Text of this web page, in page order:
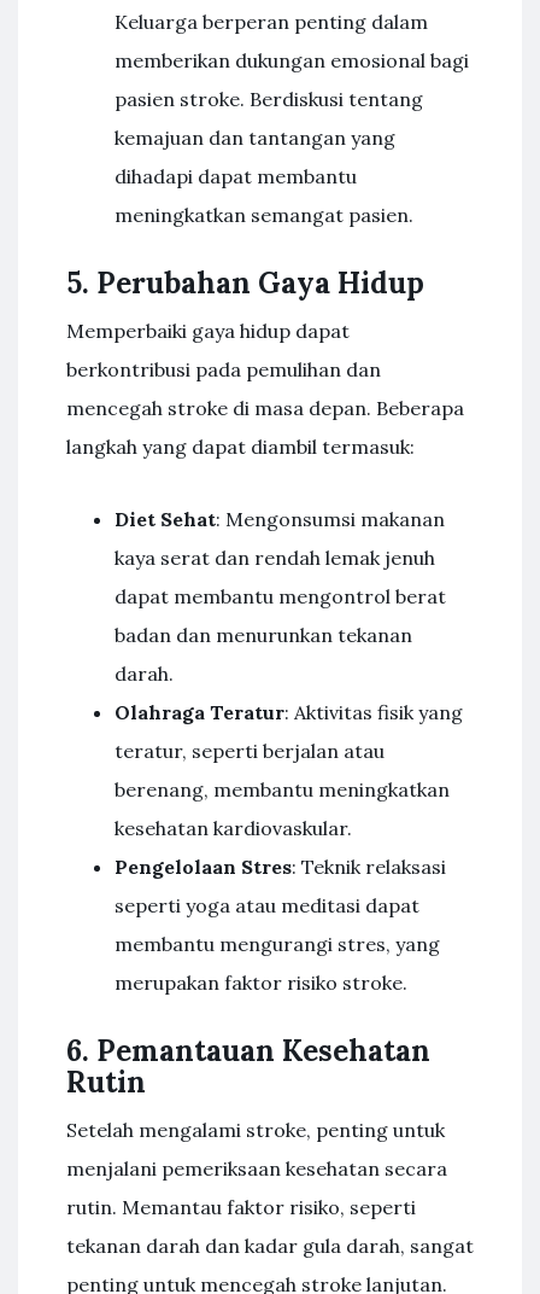
Keluarga berperan penting dalam
memberikan dukungan emosional bagi
pasien stroke. Berdiskusi tentang
kemajuan dan tantangan yang
dihadapi dapat membantu
meningkatkan semangat pasien.
5. Perubahan Gaya Hidup
Memperbaiki gaya hidup dapat
berkontribusi pada pemulihan dan
mencegah stroke di masa depan. Beberapa
langkah yang dapat diambil termasuk:
Diet Sehat: Mengonsumsi makanan
kaya serat dan rendah lemak jenuh
dapat membantu mengontrol berat
badan dan menurunkan tekanan
darah.
Olahraga Teratur: Aktivitas fisik yang
teratur, seperti berjalan atau
berenang, membantu meningkatkan
kesehatan kardiovaskular.
Pengelolaan Stres: Teknik relaksasi
seperti yoga atau meditasi dapat
membantu mengurangi stres, yang
merupakan faktor risiko stroke.
6. Pemantauan Kesehatan
Rutin
Setelah mengalami stroke, penting untuk
menjalani pemeriksaan kesehatan secara
rutin. Memantau faktor risiko, seperti
tekanan darah dan kadar gula darah, sangat
penting untuk mencegah stroke lanjutan.